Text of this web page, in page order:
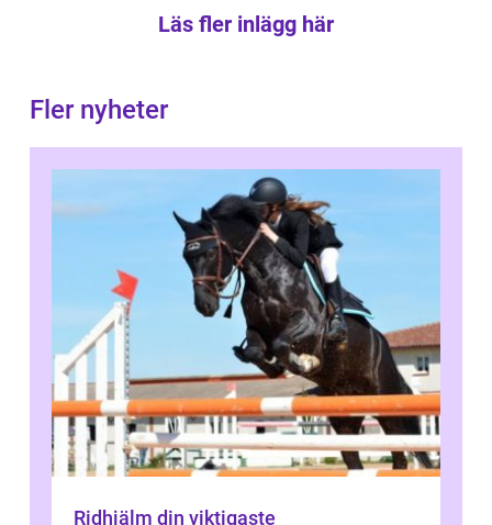
Läs fler inlägg här
Fler nyheter
Ridhjälm din viktigaste